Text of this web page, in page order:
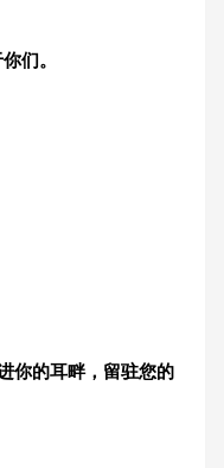
们。
你的耳畔，留驻您的